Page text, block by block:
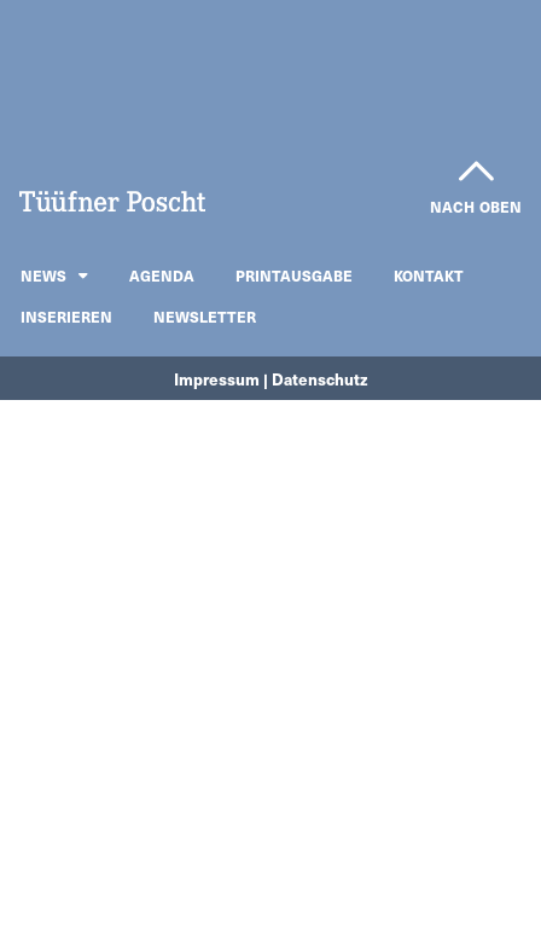
NACH OBEN
NEWS AGENDA PRINTAUSGABE
KONTAKT
INSERIEREN
NEWSLETTER
Impressum | Datenschutz